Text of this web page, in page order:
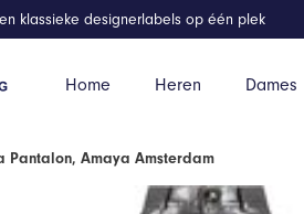
Home Heren Dames
klassieke designerlabels op één plek
Pantalon, Amaya Amsterdam